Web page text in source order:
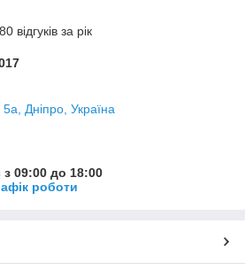
відгуків за рік
Дніпро, Україна
09:00 до 18:00
роботи